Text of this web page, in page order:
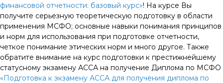
финансовой отчетности: базовый курс»! На курсе Вы
получите серьезную теоретическую подготовку в области
применения МСФО; основные навыки понимания принципов
и норм для использования при подготовке отчетности,
четкое понимание этических норм и много другое. Также
обратите внимание на курс подготовки к престижнейшему
статусному экзамену АССА на получение Диплома по МСФО
«Подготовка к экзамену АССА для получения диплома по